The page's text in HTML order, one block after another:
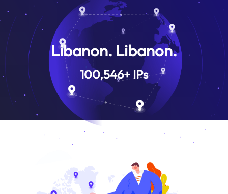
Libanon. Libanon.
100,546+ IPs